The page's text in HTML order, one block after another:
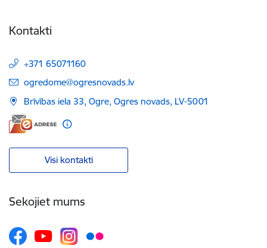
Kontakti
+371 65071160
E-pasts:
ogredome@ogresnovads.lv
Brīvības iela 33, Ogre, Ogres novads, LV-5001
Visi kontakti
Sekojiet mums